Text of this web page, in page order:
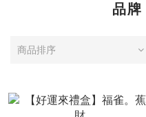
品
商品排序